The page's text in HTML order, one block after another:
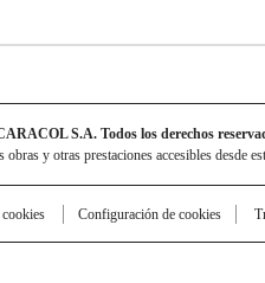
S.A. Todos los derechos
y otras prestaciones accesibles desde
Configuración de cookies